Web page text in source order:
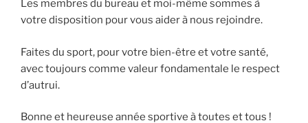
Les membres du bureau et moi-même sommes à
votre disposition pour vous aider à nous rejoindre.
Faites du sport, pour votre bien-être et votre santé,
avec toujours comme valeur fondamentale le respect
d’autrui.
Bonne et heureuse année sportive à toutes et tous !